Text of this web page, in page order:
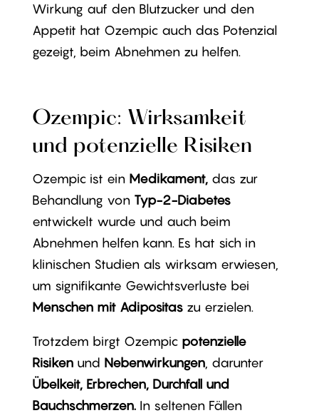
Wirkung auf den Blutzucker und den
Appetit hat Ozempic auch das Potenzial
gezeigt, beim Abnehmen zu helfen.
Ozempic: Wirksamkeit
und potenzielle Risiken
Ozempic ist einMedikament,das zur
Behandlung vonTyp-2-Diabetes
entwickelt wurde und auch beim
Abnehmen helfen kann. Es hat sich in
klinischen Studien als wirksam erwiesen,
um signifikante Gewichtsverluste bei
Menschen mit Adipositaszu erzielen.
Trotzdem birgt Ozempic potenzielle
Risikenund Nebenwirkungen, darunter
Übelkeit, Erbrechen, Durchfall und
Bauchschmerzen.In seltenen Fällen